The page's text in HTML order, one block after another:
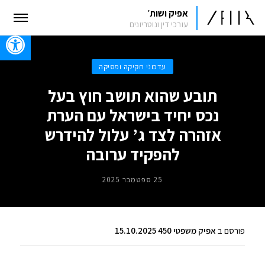
אפיק ושות׳
עורכי דין ונוטריונים
עדכוני חקיקה ופסיקה
תובע שהוא תושב חוץ בעל
נכס יחיד בישראל עם הערת
אזהרה לצד ג’ עלול להידרש
להפקיד ערובה
25 ספטמבר 2025
פורסם ב אפיק משפטי 450 15.10.2025